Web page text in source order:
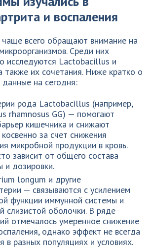
и воспаления
всего обращают внимание на
Среди них
исследуются Lactobacillus и
также их сочетания. Ниже кратко о
на сегодня:
рода Lactobacillus (например,
rhamnosus GG) — помогают
кишечника и снижают
за счет снижения
микробной продукции в кровь.
зависит от общего состава
и дозировки.
longum и другие
— связываются с усилением
функции иммунной системы и
слизистой оболочки. В ряде
отмечалось умеренное снижение
однако эффект не всегда
в разных популяциях и условиях.